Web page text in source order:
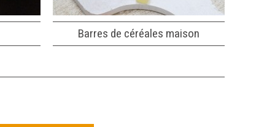
Barres de céréales maison